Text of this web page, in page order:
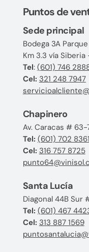
Puntos de
Sede principal
Bodega 3A
Km 3.3 vía Siberia
Tel: (601) 746
Cel: 321 248 7947
Chapinero
Av. Caracas # 63-
Tel: (601) 702 8361
Cel: 316 757 8725
Santa Lucía
Diagonal 44B Sur
Tel: (601) 467
Cel: 313 887 1569